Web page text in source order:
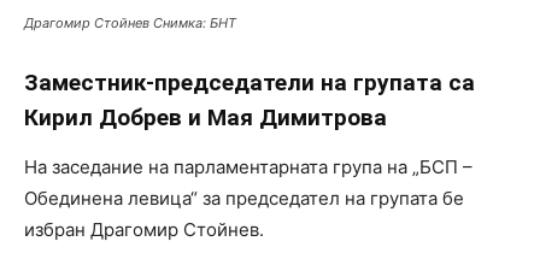
Драгомир Стойнев Снимка: БНТ
Заместник-председатели на групата са
Кирил Добрев и Мая Димитрова
На заседание на парламентарната група на „БСП –
Обединена левица“ за председател на групата бе
избран Драгомир Стойнев.